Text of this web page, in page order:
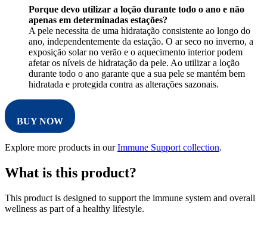
Porque devo utilizar a loção durante todo o ano e não
apenas em determinadas estações?
A pele necessita de uma hidratação consistente ao longo do
ano, independentemente da estação. O ar seco no inverno, a
exposição solar no verão e o aquecimento interior podem
afetar os níveis de hidratação da pele. Ao utilizar a loção
durante todo o ano garante que a sua pele se mantém bem
hidratada e protegida contra as alterações sazonais.
BUY NOW
Explore more products in ourImmune Support collection.
What is this product?
This product is designed to support the immune system and overall
wellness as part of a healthy lifestyle.